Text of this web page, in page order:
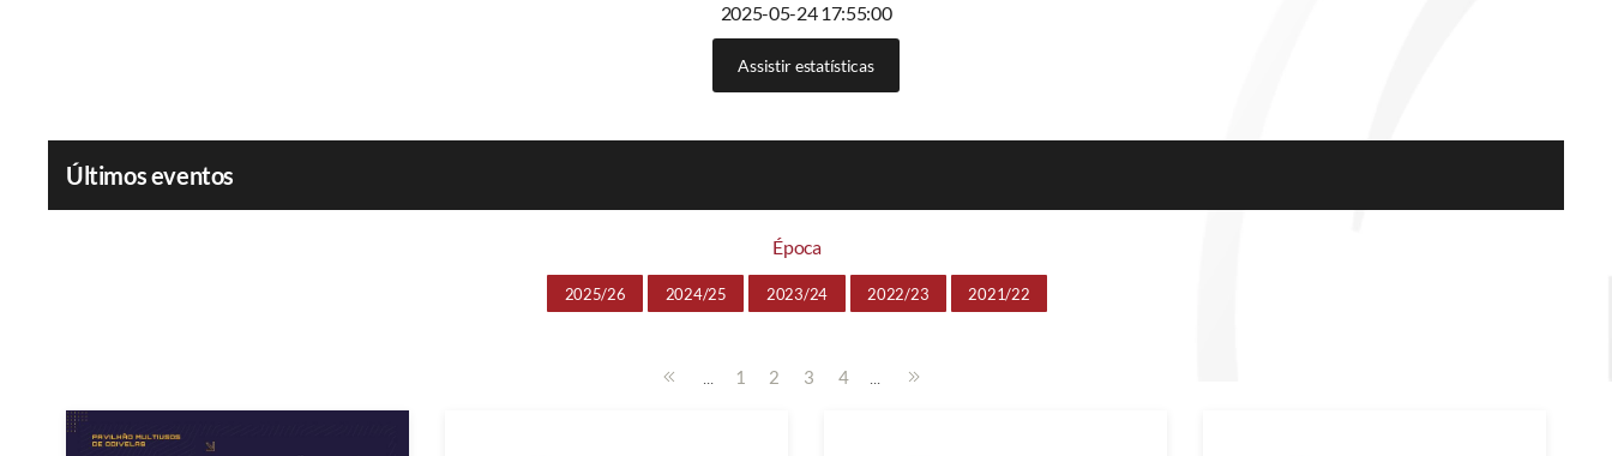
2025-05-24 17:55:00
Assistir estatísticas
Últimos eventos
Época
2025/26 2024/25 2023/24 2022/23 2021/22
... 1 2 3 4 ...